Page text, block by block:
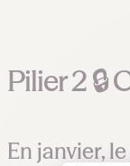
Pilier 2 🔒
En janvier,